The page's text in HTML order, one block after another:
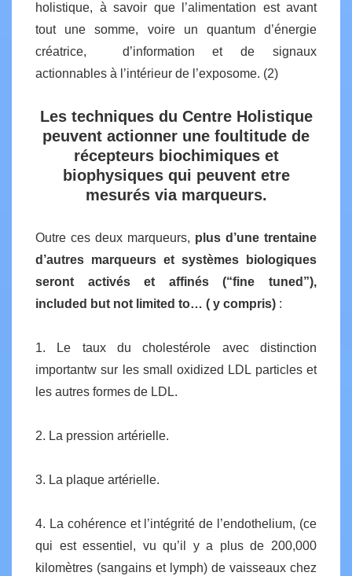
holistique, à savoir que l’alimentation est avant
tout une somme, voire un quantum d’énergie
créatrice, d’information et de signaux
actionnables à l’intérieur de l’exposome. (2)
Les techniques du Centre Holistique
peuvent actionner une foultitude de
récepteurs biochimiques et
biophysiques qui peuvent etre
mesurés via marqueurs.
Outre ces deux marqueurs, plus d’une trentaine
d’autres marqueurs et systèmes biologiques
seront activés et affinés (“fine tuned”),
included but not limited to… ( y compris) :
1. Le taux du cholestérole avec distinction
importantw sur les small oxidized LDL particles et
les autres formes de LDL.
2. La pression artérielle.
3. La plaque artérielle.
4. La cohérence et l’intégrité de l’endothelium, (ce
qui est essentiel, vu qu’il y a plus de 200,000
kilomètres (sangains et lymph) de vaisseaux chez